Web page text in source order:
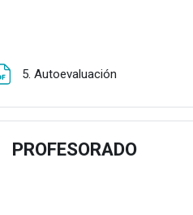
5. Autoevaluación
PROFESORADO